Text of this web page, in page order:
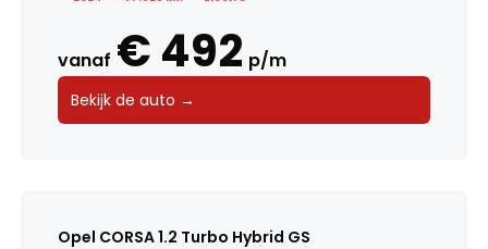
vanaf € 492 p/m
Bekijk de auto →
Opel CORSA 1.2 Turbo Hybrid GS